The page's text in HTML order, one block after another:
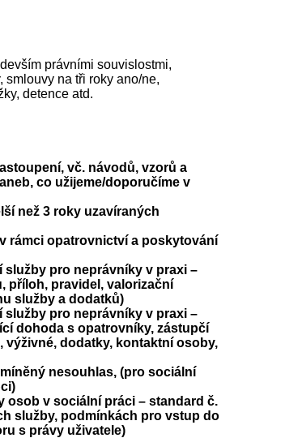
právními souvislostmi,
smlouvy na tři roky ano/ne,
detence atd.
vč. návodů, vzorů a
co užijeme/doporučíme v
než 3 roky uzavíraných
rámci opatrovnictví a poskytování
pro neprávníky v praxi –
příloh, pravidel, valorizační
služby a dodatků)
pro neprávníky v praxi –
dohoda s opatrovníky, zástupčí
dodatky, kontaktní osoby,
nesouhlas, (pro sociální
osob v sociální práci – standard č.
služby, podmínkách pro vstup do
s právy uživatele)